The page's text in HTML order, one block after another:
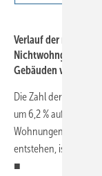
Verlauf der
Gebäuden von 2010
Die Zahl der
um 6,2 % auf 15 785
Wohnungen, die
entstehen, ist im März
■